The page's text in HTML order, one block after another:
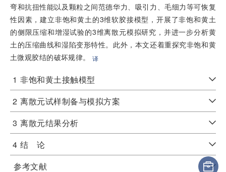
弯和抗扭性能以及颗粒之间范德华力、吸引力、毛细力等可恢复
性因素，建立非饱和黄土的3维软胶接模型，开展了非饱和黄土
的侧限压缩和增湿试验的3维离散元模拟研究，并进一步分析黄
土的压缩曲线和湿陷变形特性。此外，本文还着重探究非饱和黄
土微观胶结的破坏规律。
译
1 非饱和黄土接触模型
2 离散元试样制备与模拟方案
3 离散元结果分析
4 结 论
参考文献